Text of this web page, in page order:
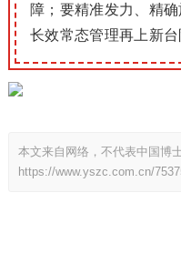
障；要精准发力、精
长效常态管理再上新台
本文来自网络，不代表中国博
https://www.yszc.com.cn/